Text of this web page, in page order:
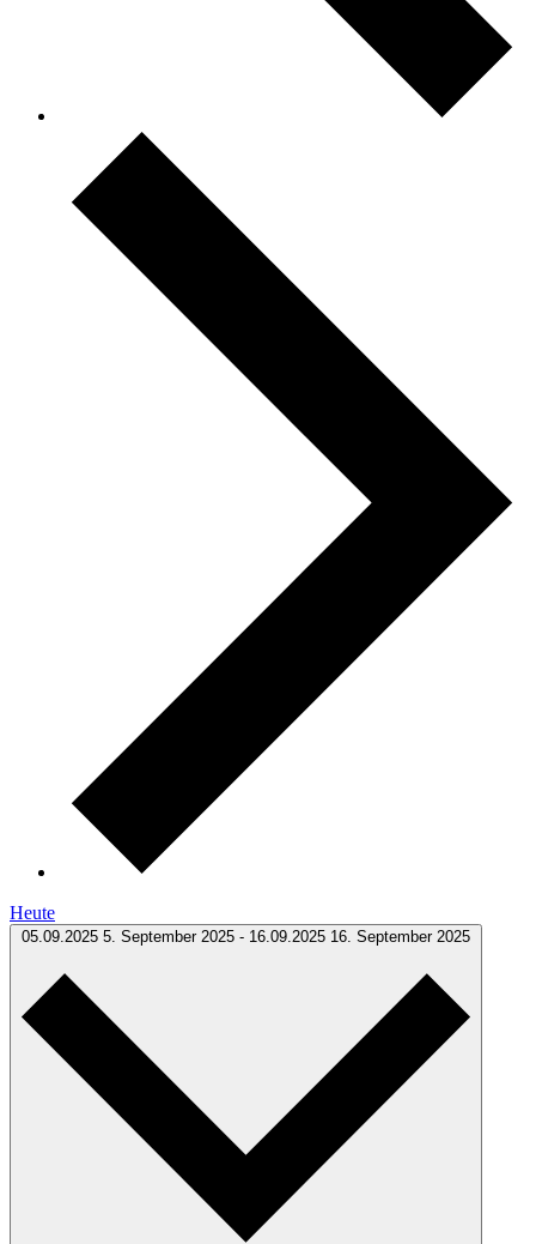
Heute
05.09.2025 5. September 2025 - 16.09.2025 16. September 2025